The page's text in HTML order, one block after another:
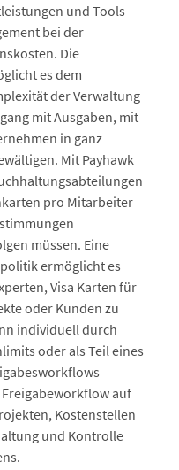
und Tools
bei der
Die
es dem
der Verwaltung
mit Ausgaben, mit
in ganz
Mit Payhawk
pro Mitarbeiter
müssen. Eine
ermöglicht es
Visa Karten für
oder Kunden zu
individuell durch
oder als Teil eines
auf
Kostenstellen
und Kontrolle